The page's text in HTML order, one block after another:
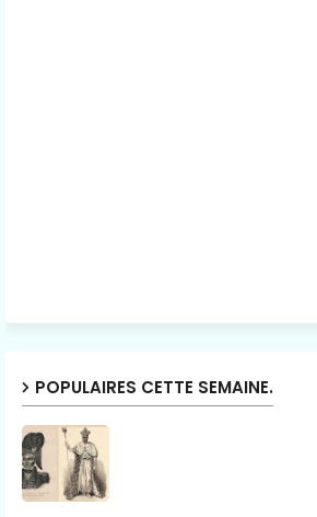
POPULAIRES CETTE SEMAINE.